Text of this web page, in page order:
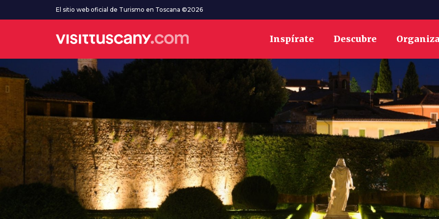
Ve al contenido principalEl sitio web oficial de Turismo en Toscana ©2026
Inspírate Descubre Organiza